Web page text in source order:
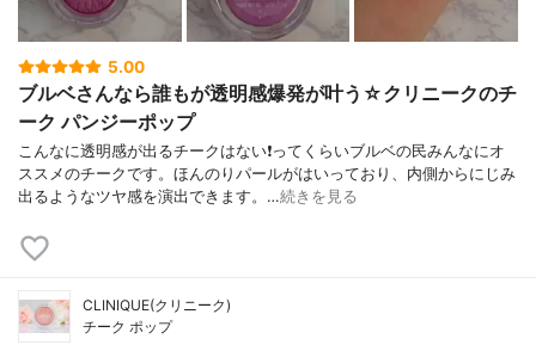
5.00
ブルベさんなら誰もが透明感爆発が叶う☆クリニークのチ
ーク パンジーポップ
こんなに透明感が出るチークはない❗ってくらいブルベの民みんなにオ
ススメのチークです。ほんのりパールがはいっており、内側からにじみ
出るようなツヤ感を演出できます。…続きを見る
CLINIQUE(クリニーク)
チーク ポップ